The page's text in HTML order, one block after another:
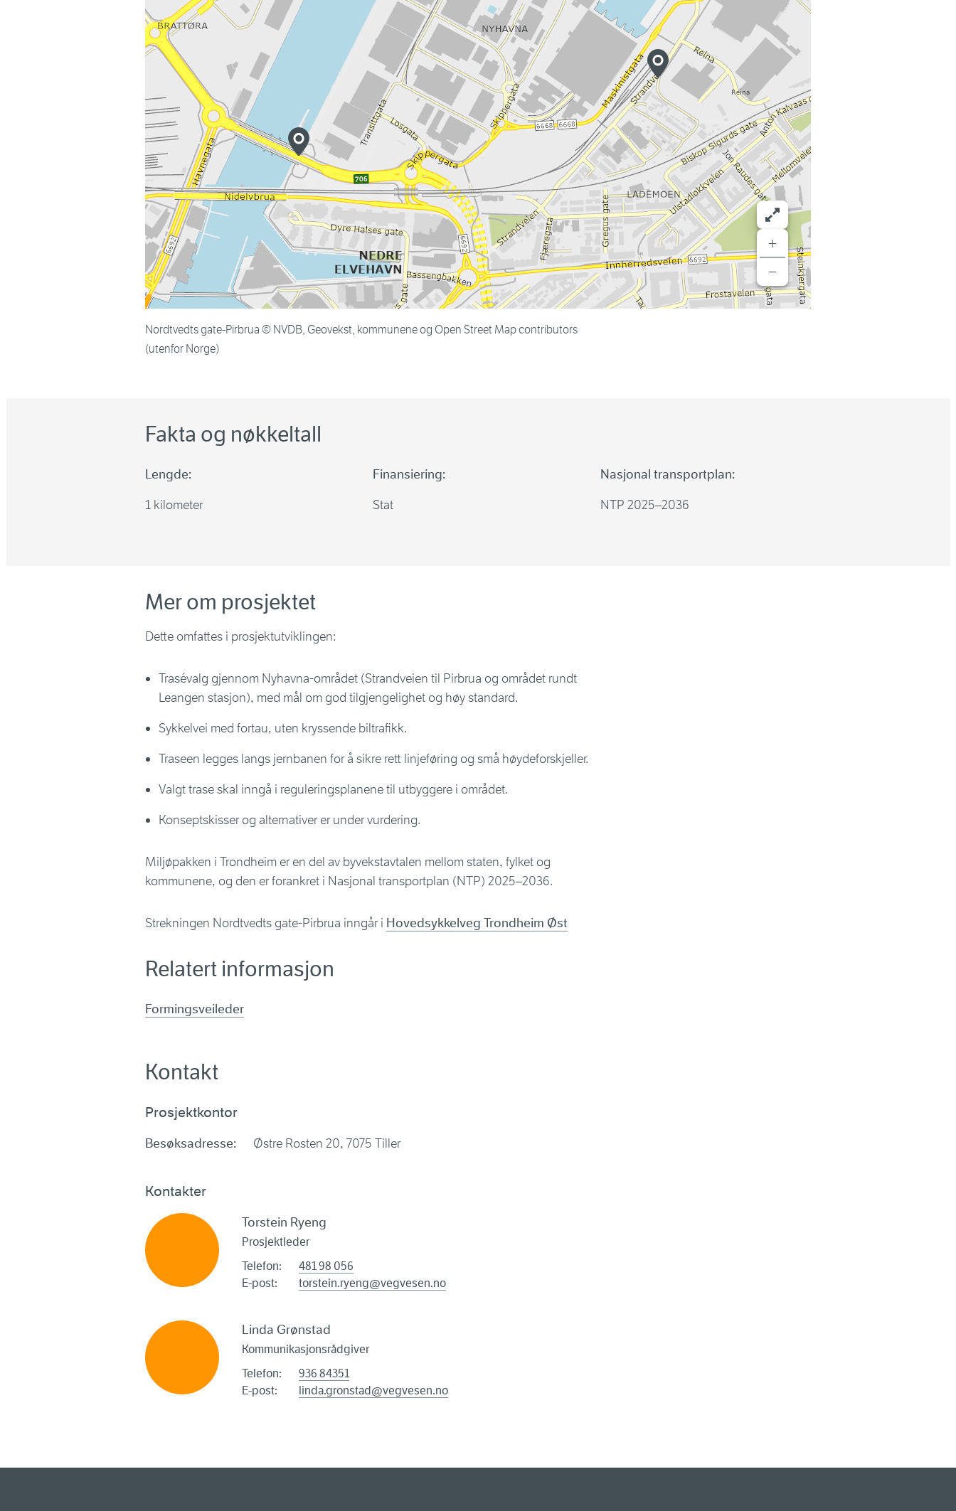
+
−
Nordtvedts gate-Pirbrua © NVDB, Geovekst, kommunene og Open Street Map contributors
(utenfor Norge)
Fakta og nøkkeltall
Lengde:
1 kilometer
Finansiering:
Stat
Nasjonal transportplan:
NTP 2025–2036
Mer om prosjektet
Dette omfattes i prosjektutviklingen:
Trasévalg gjennom Nyhavna-området (Strandveien til Pirbrua og området rundt
Leangen stasjon), med mål om god tilgjengelighet og høy standard.
Sykkelvei med fortau, uten kryssende biltrafikk.
Traseen legges langs jernbanen for å sikre rett linjeføring og små høydeforskjeller.
Valgt trase skal inngå i reguleringsplanene til utbyggere i området.
Konseptskisser og alternativer er under vurdering.
Miljøpakken i Trondheim er en del av byvekstavtalen mellom staten, fylket og
kommunene, og den er forankret i Nasjonal transportplan (NTP) 2025–2036.
Strekningen Nordtvedts gate-Pirbrua inngår i Hovedsykkelveg Trondheim Øst
Relatert informasjon
Formingsveileder
Kontakt
Prosjektkontor
Besøksadresse: Østre Rosten 20, 7075 Tiller
Kontakter
Torstein Ryeng
Prosjektleder
Telefon:
481 98 056
E-post:
torstein.ryeng@vegvesen.no
Linda Grønstad
Kommunikasjonsrådgiver
Telefon:
936 84351
E-post:
linda.gronstad@vegvesen.no